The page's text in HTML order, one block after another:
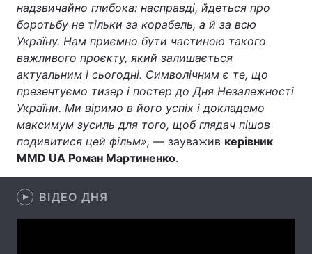
Контакти
Послуги
Тема оформлення
надзвичайно глибока: насправді, йдеться про
боротьбу не тільки за корабель, а й за всю
Україну. Нам приємно бути частиною такого
важливого проєкту, який залишається
актуальним і сьогодні. Символічним є те, що
презентуємо тизер і постер до Дня Незалежності
України. Ми віримо в його успіх і докладемо
максимум зусиль для того, щоб глядач пішов
подивитися цей фільм», — зауважив керівник
MMD UA Роман Мартиненко.
ВІДЕО ДНЯ